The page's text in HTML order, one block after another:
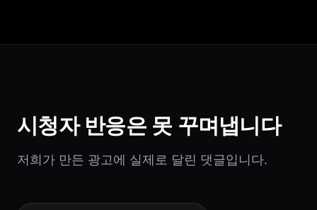
시청자 반응은 못 꾸며냅니다
저희가 만든 광고에 실제로 달린 댓글입니다.